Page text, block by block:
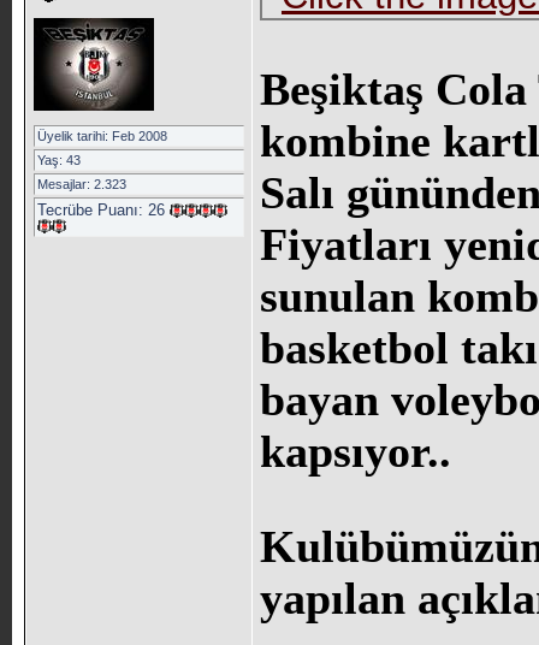
Üyelik tarihi: Feb 2008
Yaş: 43
Mesajlar: 2.323
Tecrübe Puanı: 26
Beşiktaş Cola
kombine
Salı
Fiyatları
sunulan
basketbol
bayan
kapsıyor..
yapılan